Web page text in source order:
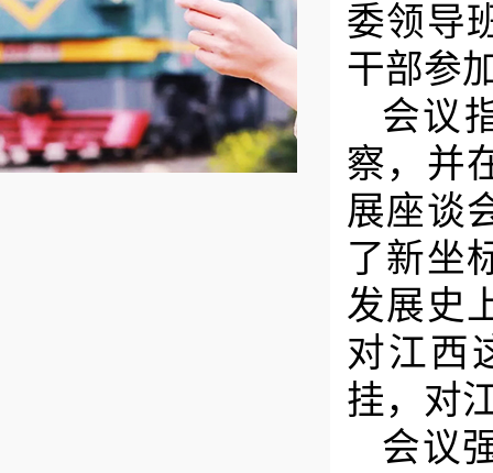
委领导
干部参
会议
察，并
展座谈
了新坐
发展史
对江西
挂，对
会议